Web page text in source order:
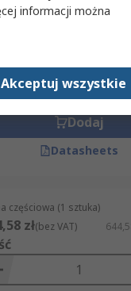
częściowa (1 sztuka)
Dodaj
Datasheets
częściowa (1 sztuka)
zł(bez VAT)
informacji można
Akceptuj wszystkie